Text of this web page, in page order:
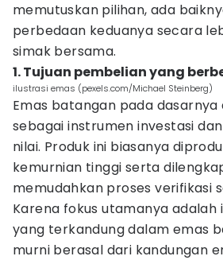
memutuskan pilihan, ada
perbedaan keduanya secara
simak bersama.
1. Tujuan pembelian yang
ilustrasi emas (pexels.com/Michael Steinberg)
Emas batangan pada dasarnya
sebagai instrumen investasi
nilai. Produk ini biasanya
kemurnian tinggi serta
memudahkan proses verifikasi
Karena fokus utamanya adalah
yang terkandung dalam emas
murni berasal dari kandungan